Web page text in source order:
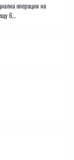
операция на
6…